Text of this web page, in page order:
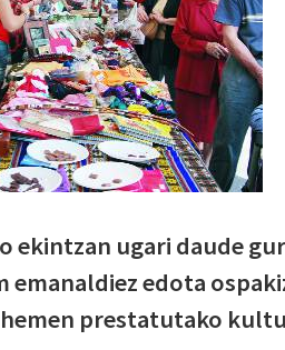
ekintzan ugari daude
emanaldiez edota
prestatutako